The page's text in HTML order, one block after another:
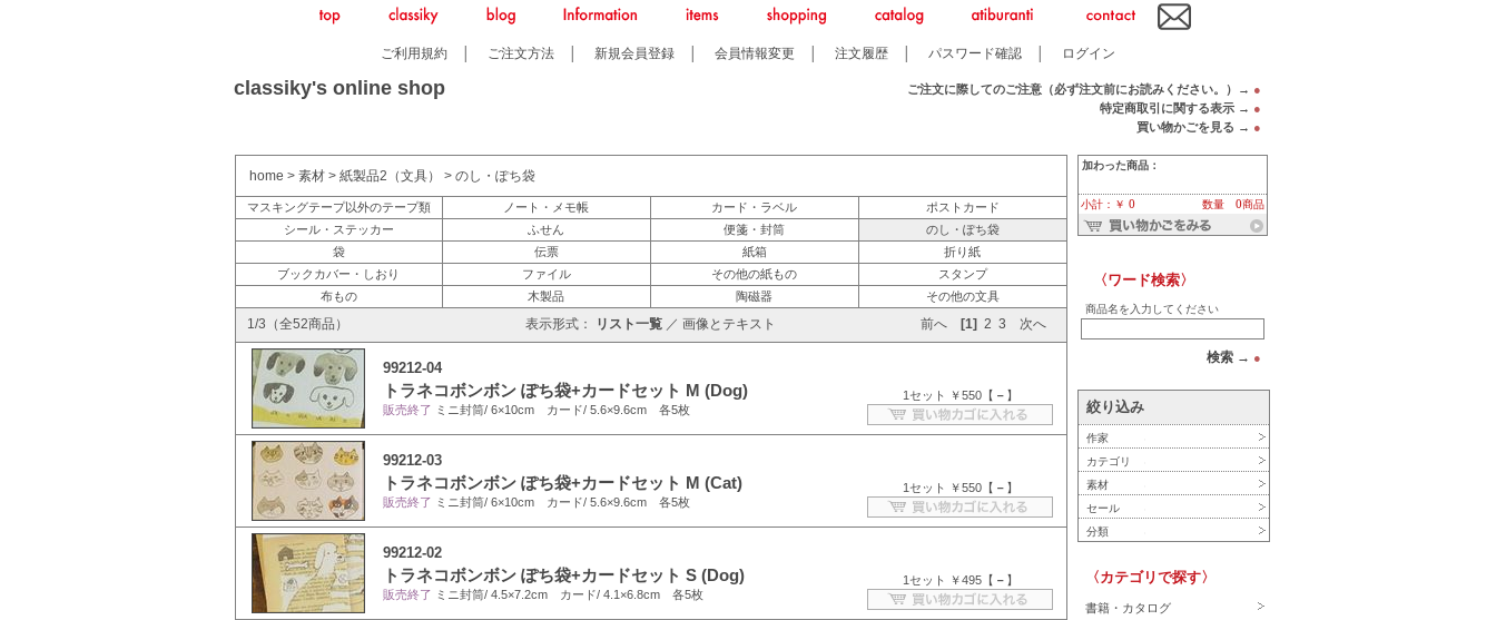
ご利用規約 ご注文方法 新規会員登録 会員情報変更 注文履歴 パスワード確認 ログイン
classiky's online shop ご注文に際してのご注意（必ず注文前にお読みください。）→ ●
特定商取引に関する表示 → ●
買い物かごを見る → ●
home > 素材> 紙製品2（文具） > のし・ぽち袋
マスキングテープ以外のテープ類 ノート・メモ帳 カード・ラベル
ポストカード
シール・ステッカー
ふせん 便箋・封筒
のし・ぽち袋
袋
伝票 紙箱
折り紙
ブックカバー・しおり
ファイル その他の紙もの
スタンプ
布もの
木製品 陶磁器 その他の文具
1/3（全52商品） 表示形式： リスト一覧／ 画像とテキスト 前へ [1] 2 3 次へ
99212-04
トラネコボンボン ぽち袋+カードセット M (Dog)
販売終了 ミニ封筒/ 6×10cm カード/ 5.6×9.6cm 各5枚
1セット ￥550【 － 】
99212-03
トラネコボンボン ぽち袋+カードセット M (Cat)
販売終了 ミニ封筒/ 6×10cm カード/ 5.6×9.6cm 各5枚
1セット ￥550【 － 】
99212-02
トラネコボンボン ぽち袋+カードセット S (Dog)
販売終了 ミニ封筒/ 4.5×7.2cm カード/ 4.1×6.8cm 各5枚
1セット ￥495【 － 】
加わった商品：
小計：￥ 0 数量 0商品
〈ワード検索〉
商品名を入力してください
検索 → ●
絞り込み
作家
カテゴリ
素材
セール
分類
〈カテゴリで探す〉
書籍・カタログ